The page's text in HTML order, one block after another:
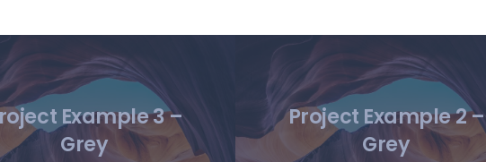
Example 3 –
Grey
Project Example 2 –
Grey